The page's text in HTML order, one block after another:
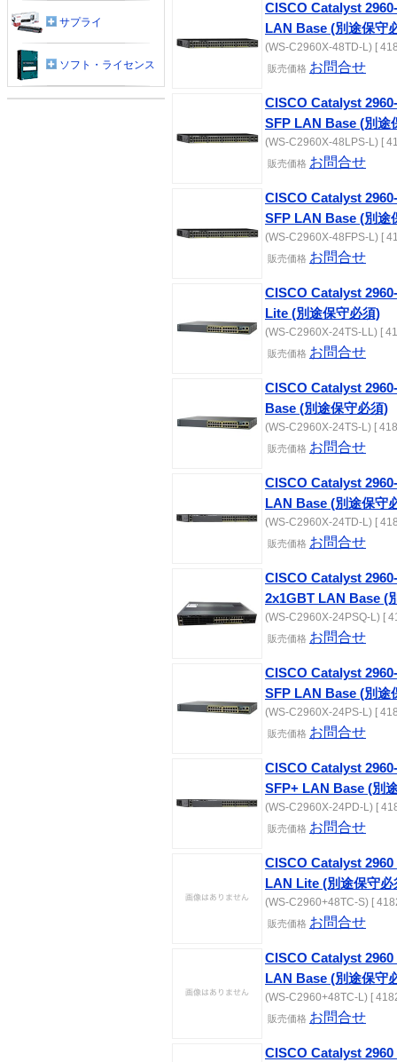
CISCO Catalyst
LAN Base (別途保守
(WS-C2960X-48TD-L) [
販売価格 お問合せ
CISCO Catalyst
SFP LAN Base (別途
(WS-C2960X-48LPS-L) [
販売価格 お問合せ
CISCO Catalyst
SFP LAN Base (別途
(WS-C2960X-48FPS-L) [
販売価格 お問合せ
CISCO Catalyst
Lite (別途保守必須)
(WS-C2960X-24TS-LL) [
販売価格 お問合せ
CISCO Catalyst
Base (別途保守必須)
(WS-C2960X-24TS-L) [
販売価格 お問合せ
CISCO Catalyst
LAN Base (別途保守
(WS-C2960X-24TD-L) [
販売価格 お問合せ
CISCO Catalyst
2x1GBT LAN Base (
(WS-C2960X-24PSQ-L) [
販売価格 お問合せ
CISCO Catalyst
SFP LAN Base (別途
(WS-C2960X-24PS-L) [
販売価格 お問合せ
CISCO Catalyst
SFP+ LAN Base (別
(WS-C2960X-24PD-L) [
販売価格 お問合せ
CISCO Catalyst 2960
LAN Lite (別途保守必
(WS-C2960+48TC-S) [
販売価格 お問合せ
CISCO Catalyst 2960
LAN Base (別途保守
(WS-C2960+48TC-L) [
販売価格 お問合せ
CISCO Catalyst
サプライ
ソフト・ライセンス